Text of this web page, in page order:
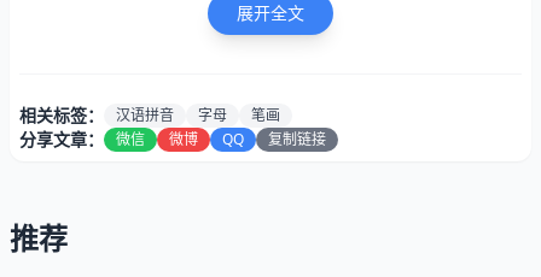
展开全文
相关标签： 汉语拼音 字母 笔画
分享文章： 微信 微博 QQ 复制链接
推荐